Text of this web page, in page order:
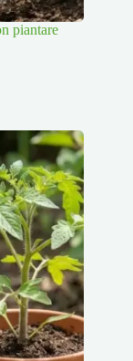
piantare